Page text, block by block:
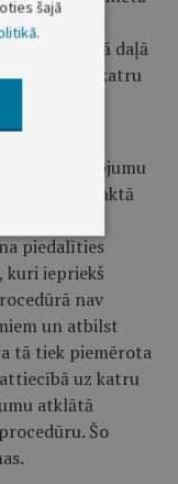
pirmajā daļā
uz katru
līguma
paziņojumu
daļas 1.punktā
nepublicēt
piedalīties
kuri iepriekš
nav
un atbilst
tā tiek piemērota
uz katru
atklātā
Šo
šajā
.